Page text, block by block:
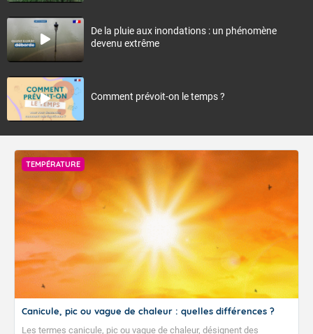
De la pluie aux inondations : un phénomène
devenu extrême
Comment prévoit-on le temps ?
TEMPÉRATURE
Canicule, pic ou vague de chaleur : quelles différences ?
Les termes canicule, pic ou vague de chaleur, désignent des